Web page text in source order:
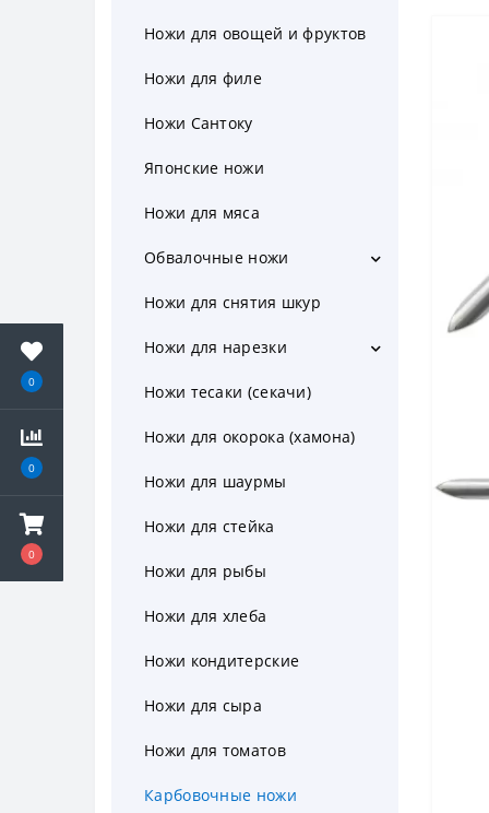
0
0
0
овощей
Нож для томатов
Овощечистка
Ножи для овощей и фруктов
Ножи для филе
Ножи Сантоку
Японские ножи
Ножи для мяса
Обвалочные ножи
Ножи для снятия шкур
Ножи для нарезки
Ножи тесаки (секачи)
Ножи для окорока (хамона)
Ножи для шаурмы
Ножи для стейка
Ножи для рыбы
Ножи для хлеба
Ножи кондитерские
Ножи для сыра
Ножи для томатов
Карбовочные ножи